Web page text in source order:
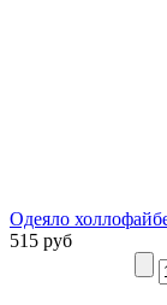
Одеяло
515 руб